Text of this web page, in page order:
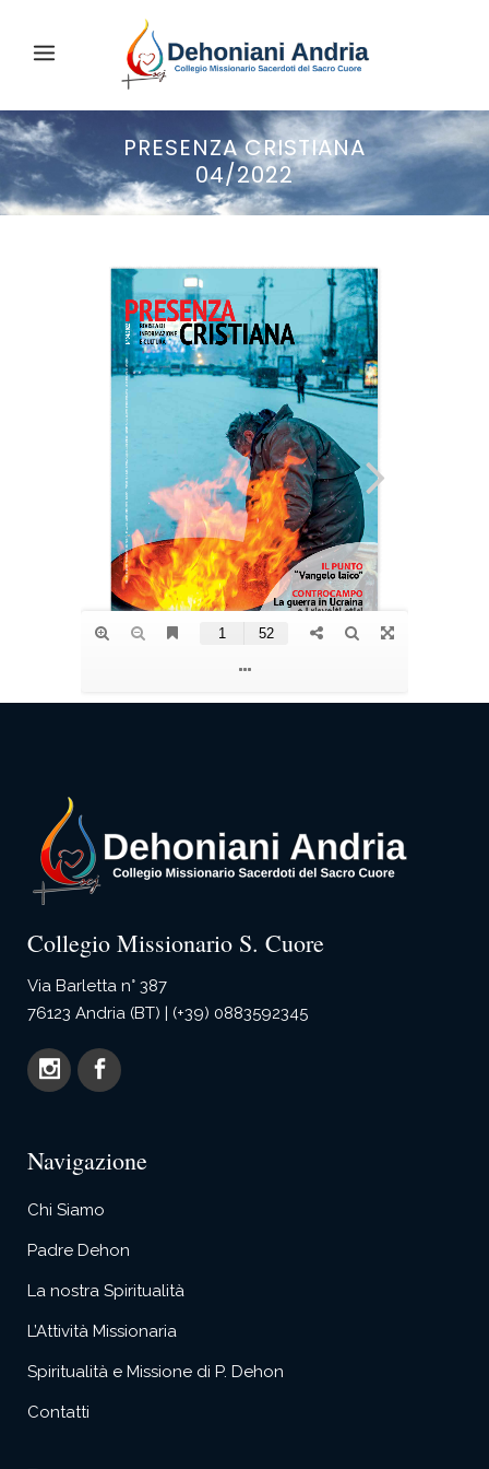
PRESENZA CRISTIANA
04/2022
Collegio Missionario S. Cuore
Via Barletta n° 387
76123 Andria (BT) | (+39) 0883592345
Navigazione
Chi Siamo
Padre Dehon
La nostra Spiritualità
L’Attività Missionaria
Spiritualità e Missione di P. Dehon
Contatti